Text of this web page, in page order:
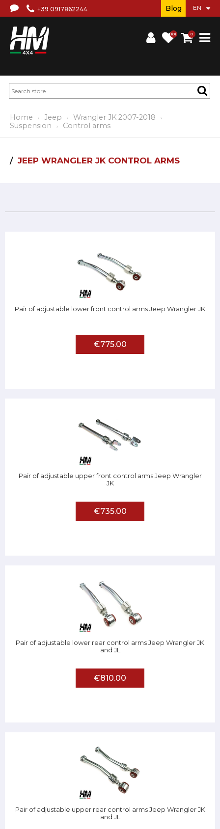
+39 0917862244
(0) 0
Blog
Home Jeep
Wrangler JK 2007-2018
Suspension
Control arms
JEEP WRANGLER JK CONTROL ARMS
Pair of adjustable lower front control arms Jeep Wrangler JK
€775.00
Pair of adjustable upper front control arms Jeep Wrangler
JK
€735.00
Pair of adjustable lower rear control arms Jeep Wrangler JK
and JL
€810.00
Pair of adjustable upper rear control arms Jeep Wrangler JK
and JL